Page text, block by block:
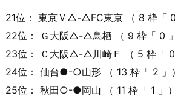
21位： 東京Ｖ△-△FC東京 （ 8 枠「 0
22位： Ｇ大阪△-△鳥栖 （ 9 枠「 0 」
23位： Ｃ大阪△-△川崎Ｆ （ 5 枠「 0
24位： 仙台●-○山形 （ 13 枠「 2 」）
25位： 秋田○-●岡山 （ 11 枠「 1 」）